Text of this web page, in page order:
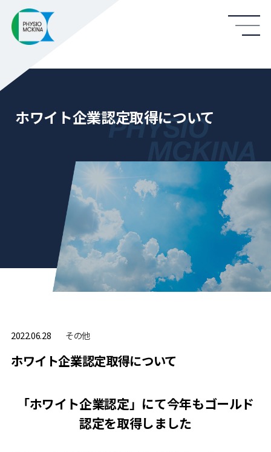
ホワイト企業認定取得について
2022.06.28 その他
ホワイト企業認定取得について
「ホワイト企業認定」にて今年もゴールド
認定を取得しました